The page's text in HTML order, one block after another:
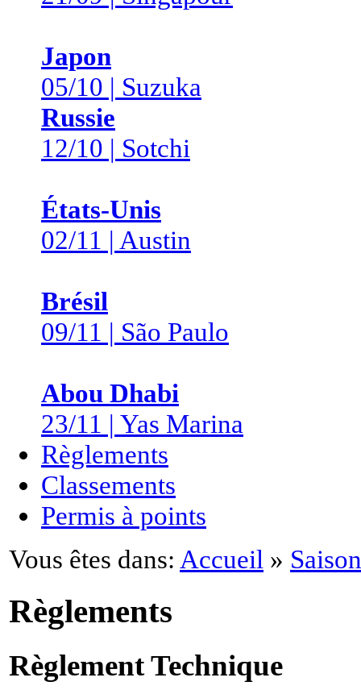
Japon
05/10 | Suzuka
Russie
12/10 | Sotchi
États-Unis
02/11 | Austin
Brésil
09/11 | São Paulo
Abou Dhabi
23/11 | Yas Marina
Règlements
Classements
Permis à points
Vous êtes dans: Accueil »
Règlements
Règlement Technique